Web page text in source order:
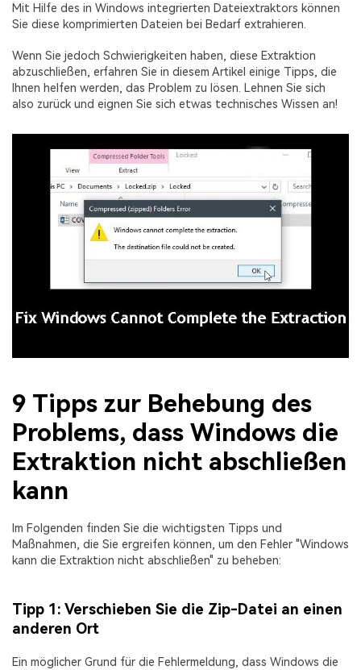
Mit Hilfe des in Windows integrierten Dateiextraktors können
Sie diese komprimierten Dateien bei Bedarf extrahieren.
Wenn Sie jedoch Schwierigkeiten haben, diese Extraktion
abzuschließen, erfahren Sie in diesem Artikel einige Tipps, die
Ihnen helfen werden, das Problem zu lösen. Lehnen Sie sich
also zurück und eignen Sie sich etwas technisches Wissen an!
9 Tipps zur Behebung des
Problems, dass Windows die
Extraktion nicht abschließen
kann
Im Folgenden finden Sie die wichtigsten Tipps und
Maßnahmen, die Sie ergreifen können, um den Fehler "Windows
kann die Extraktion nicht abschließen" zu beheben:
Tipp 1: Verschieben Sie die Zip-Datei an einen
anderen Ort
Ein möglicher Grund für die Fehlermeldung, dass Windows die